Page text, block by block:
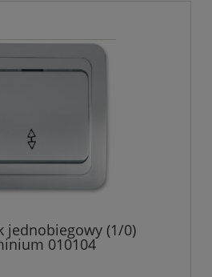
jednobiegowy (1/0)
010104